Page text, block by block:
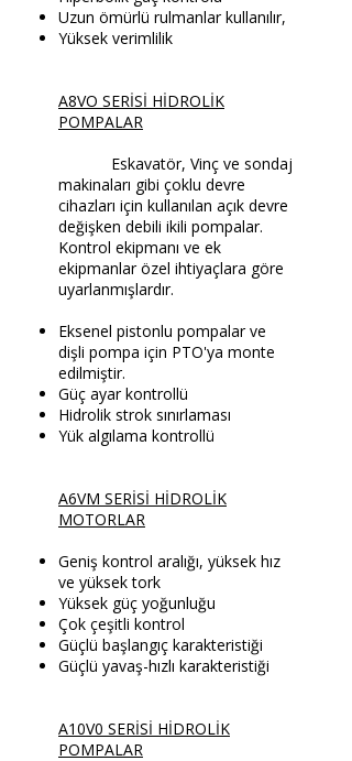
Uzun ömürlü rulmanlar kullanılır,
Yüksek verimlilik
A8VO SERİSİ HİDROLİK
POMPALAR
Eskavatör, Vinç ve sondaj
makinaları gibi çoklu devre
cihazları için kullanılan açık devre
değişken debili ikili pompalar.
Kontrol ekipmanı ve ek
ekipmanlar özel ihtiyaçlara göre
uyarlanmışlardır.
Eksenel pistonlu pompalar ve
dişli pompa için PTO'ya monte
edilmiştir.
Güç ayar kontrollü
Hidrolik strok sınırlaması
Yük algılama kontrollü
A6VM SERİSİ HİDROLİK
MOTORLAR
Geniş kontrol aralığı, yüksek hız
ve yüksek tork
Yüksek güç yoğunluğu
Çok çeşitli kontrol
Güçlü başlangıç karakteristiği
Güçlü yavaş-hızlı karakteristiği
A10V0 SERİSİ HİDROLİK
POMPALAR